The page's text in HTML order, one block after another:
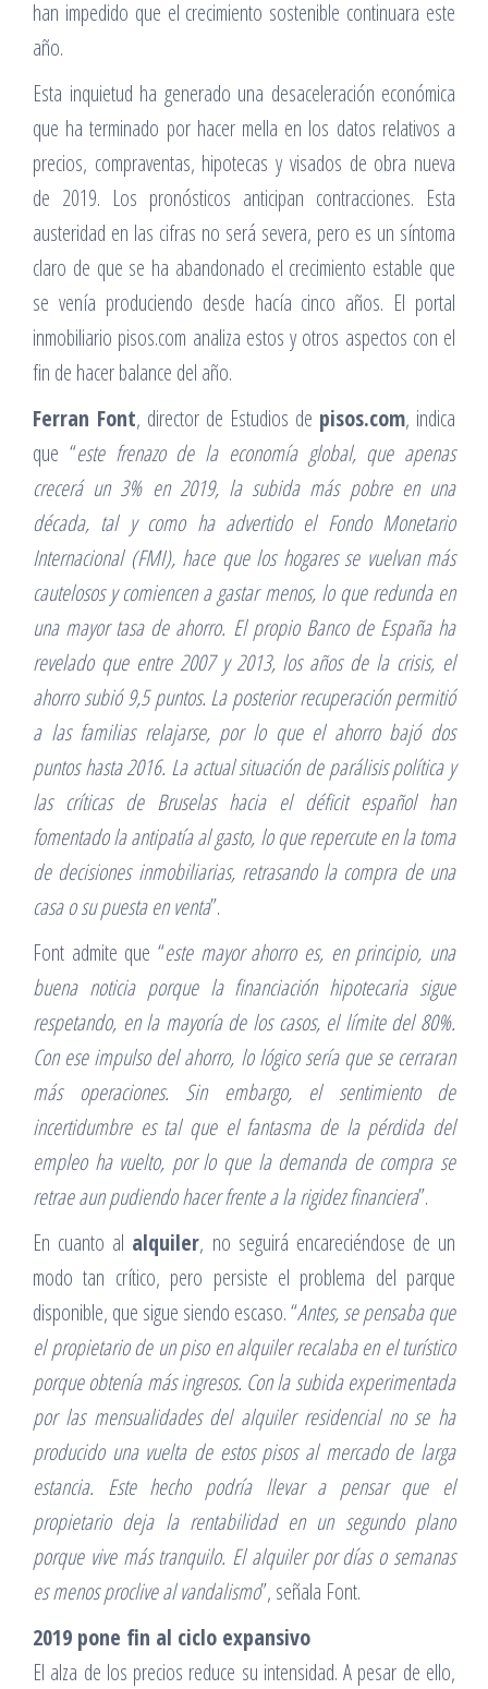
han impedido que el crecimiento sostenible continuara este
año.
Esta inquietud ha generado una desaceleración económica
que ha terminado por hacer mella en los datos relativos a
precios, compraventas, hipotecas y visados de obra nueva
de 2019. Los pronósticos anticipan contracciones. Esta
austeridad en las cifras no será severa, pero es un síntoma
claro de que se ha abandonado el crecimiento estable que
se venía produciendo desde hacía cinco años. El portal
inmobiliario pisos.com analiza estos y otros aspectos con el
fin de hacer balance del año.
Ferran Font, director de Estudios de pisos.com, indica
que “este frenazo de la economía global, que apenas
crecerá un 3% en 2019, la subida más pobre en una
década, tal y como ha advertido el Fondo Monetario
Internacional (FMI), hace que los hogares se vuelvan más
cautelosos y comiencen a gastar menos, lo que redunda en
una mayor tasa de ahorro. El propio Banco de España ha
revelado que entre 2007 y 2013, los años de la crisis, el
ahorro subió 9,5 puntos. La posterior recuperación permitió
a las familias relajarse, por lo que el ahorro bajó dos
puntos hasta 2016. La actual situación de parálisis política y
las críticas de Bruselas hacia el déficit español han
fomentado la antipatía al gasto, lo que repercute en la toma
de decisiones inmobiliarias, retrasando la compra de una
casa o su puesta en venta”.
Font admite que “este mayor ahorro es, en principio, una
buena noticia porque la financiación hipotecaria sigue
respetando, en la mayoría de los casos, el límite del 80%.
Con ese impulso del ahorro, lo lógico sería que se cerraran
más operaciones. Sin embargo, el sentimiento de
incertidumbre es tal que el fantasma de la pérdida del
empleo ha vuelto, por lo que la demanda de compra se
retrae aun pudiendo hacer frente a la rigidez financiera”.
En cuanto al alquiler, no seguirá encareciéndose de un
modo tan crítico, pero persiste el problema del parque
disponible, que sigue siendo escaso. “Antes, se pensaba que
el propietario de un piso en alquiler recalaba en el turístico
porque obtenía más ingresos. Con la subida experimentada
por las mensualidades del alquiler residencial no se ha
producido una vuelta de estos pisos al mercado de larga
estancia. Este hecho podría llevar a pensar que el
propietario deja la rentabilidad en un segundo plano
porque vive más tranquilo. El alquiler por días o semanas
es menos proclive al vandalismo”, señala Font.
2019 pone fin al ciclo expansivo
El alza de los precios reduce su intensidad. A pesar de ello,